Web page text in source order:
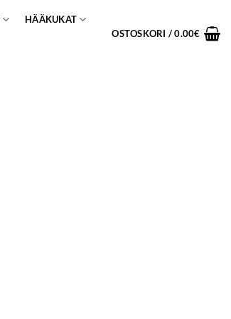
HÄÄKUKAT
OSTOSKORI /0.00€